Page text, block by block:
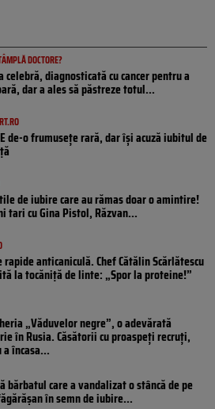
DOCTORE?
celebră, diagnosticată cu cancer pentru a
dar a ales să păstreze totul...
E de-o frumusețe rară, dar își acuză iubitul de
de iubire care au rămas doar o amintire!
tari cu Gina Pistol, Răzvan...
rapide anticaniculă. Chef Cătălin Scărlătescu
la tocăniță de linte: „Spor la proteine!”
„Văduvelor negre”, o adevărată
în Rusia. Căsătorii cu proaspeți recruți,
încasa...
bărbatul care a vandalizat o stâncă de pe
în semn de iubire...